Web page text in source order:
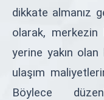
dikkate almanız
olarak,
yerine yakın
ulaşım
Böylece